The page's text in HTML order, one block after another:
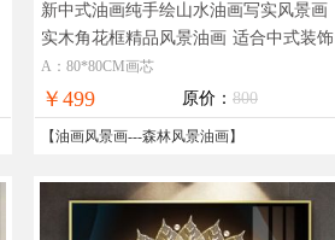
新中式油画纯手绘山水油画写实风景画
实木角花框精品风景油画 适合中式装饰
客厅玄关风景油画
A：80*80CM画芯
￥499 原价： 800
【油画风景画---森林风景油画】